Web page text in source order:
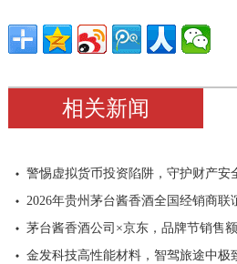
相关新闻
警惕虚拟货币投资陷阱，守护财产安
2026年贵州茅台酱香酒全国经销商联
茅台酱香酒公司×京东，品牌节销售
金发科技高性能材料，智驾旅途中极